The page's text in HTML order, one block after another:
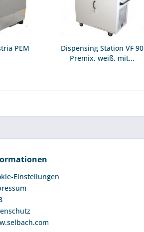
PEM
Dispensing Station VF 90
Premix, weiß, mit...
Einstellungen